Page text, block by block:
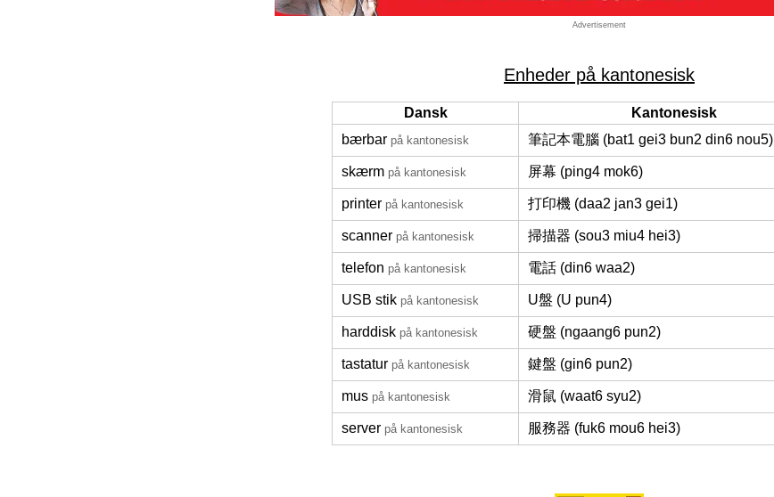
Advertisement
Enheder på kantonesisk
Dansk
Kantonesisk
bærbar på kantonesisk 筆記本電腦 (bat1 gei3 bun2 din6 nou5)
skærm på kantonesisk 屏幕 (ping4 mok6)
printer på kantonesisk 打印機 (daa2 jan3 gei1)
scanner på kantonesisk 掃描器 (sou3 miu4 hei3)
telefon på kantonesisk 電話 (din6 waa2)
USB stik på kantonesisk U盤 (U pun4)
harddisk på kantonesisk 硬盤 (ngaang6 pun2)
tastatur på kantonesisk 鍵盤 (gin6 pun2)
mus på kantonesisk 滑鼠 (waat6 syu2)
server på kantonesisk 服務器 (fuk6 mou6 hei3)